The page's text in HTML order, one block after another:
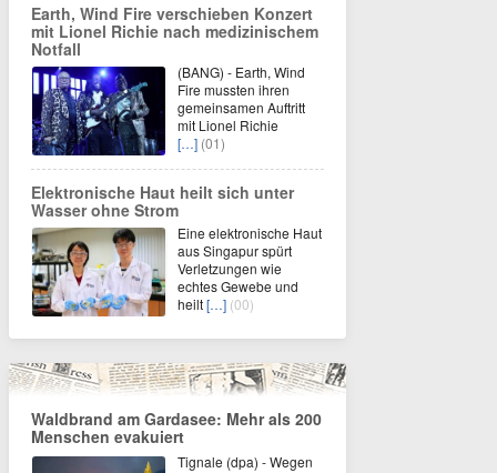
Earth, Wind Fire verschieben Konzert
mit Lionel Richie nach medizinischem
Notfall
(BANG) - Earth, Wind
Fire mussten ihren
gemeinsamen Auftritt
mit Lionel Richie
[…] (01)
Elektronische Haut heilt sich unter
Wasser ohne Strom
Eine elektronische Haut
aus Singapur spürt
Verletzungen wie
echtes Gewebe und
heilt[…] (00)
Waldbrand am Gardasee: Mehr als 200
Menschen evakuiert
Tignale (dpa) - Wegen